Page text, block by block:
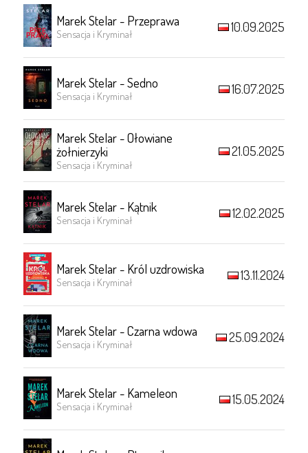
Marek Stelar - Przeprawa
Sensacja i Kryminał 10.09.2025
Marek Stelar - Sedno
Sensacja i Kryminał 16.07.2025
Marek Stelar - Ołowiane
żołnierzyki
Sensacja i Kryminał
21.05.2025
Marek Stelar - Kątnik
Sensacja i Kryminał 12.02.2025
Marek Stelar - Król uzdrowiska
Sensacja i Kryminał 13.11.2024
Marek Stelar - Czarna wdowa
Sensacja i Kryminał 25.09.2024
Marek Stelar - Kameleon
Sensacja i Kryminał 15.05.2024